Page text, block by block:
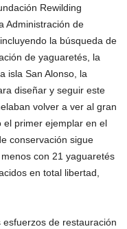
Rewilding
Administración de
la búsqueda de
de yaguaretés, la
isla San Alonso, la
diseñar y seguir este
volver a ver al gran
el primer ejemplar en el
conservación sigue
con 21 yaguaretés
en total libertad,
de restauración